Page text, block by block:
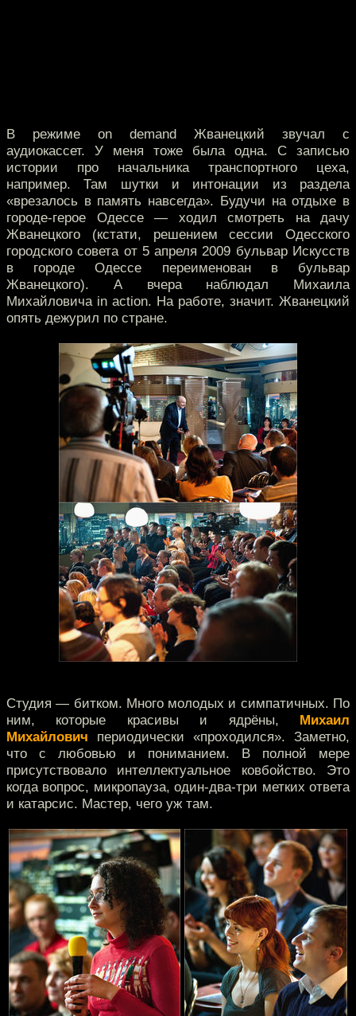
В режиме on demand Жванецкий звучал с
аудиокассет. У меня тоже была одна. С записью
истории про начальника транспортного цеха,
например. Там шутки и интонации из раздела
«врезалось в память навсегда». Будучи на отдыхе в
городе-герое Одессе — ходил смотреть на дачу
Жванецкого (кстати, решением сессии Одесского
городского совета от 5 апреля 2009 бульвар Искусств
в городе Одессе переименован в бульвар
Жванецкого). А вчера наблюдал Михаила
Михайловича in action. На работе, значит. Жванецкий
опять дежурил по стране.
Студия — битком. Много молодых и симпатичных. По
ним, которые красивы и ядрёны, Михаил
Михайлович периодически «проходился». Заметно,
что с любовью и пониманием. В полной мере
присутствовало интеллектуальное ковбойство. Это
когда вопрос, микропауза, один-два-три метких ответа
и катарсис. Мастер, чего уж там.